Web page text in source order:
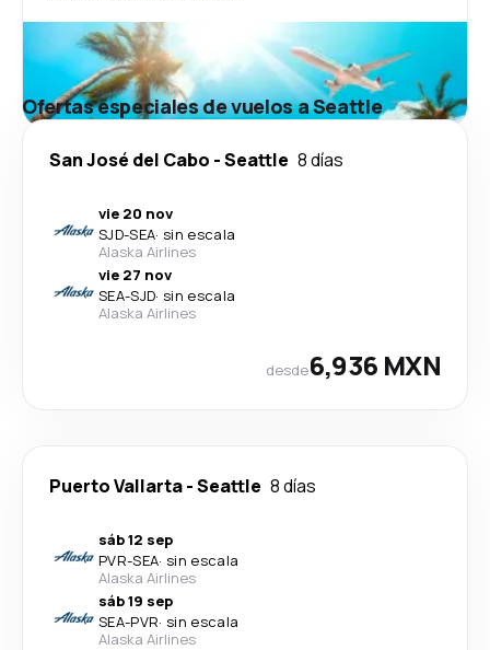
Ofertas especiales de vuelos a Seattle
San José del Cabo -Seattle 8 días
vie 20 nov
SJD-SEA· sin escala
Alaska Airlines
vie 27 nov
SEA-SJD· sin escala
Alaska Airlines
desde6,936 MXN
Puerto Vallarta-Seattle 8 días
sáb 12 sep
PVR-SEA· sin escala
Alaska Airlines
sáb 19 sep
SEA-PVR· sin escala
Alaska Airlines